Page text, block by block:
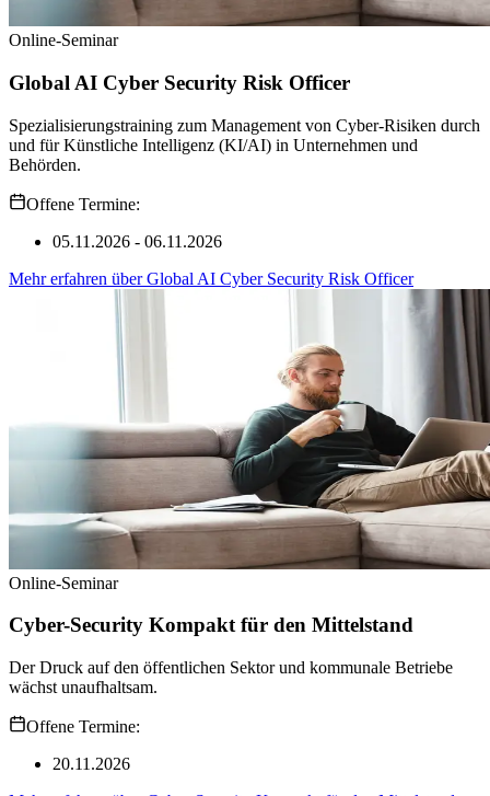
Online-Seminar
Global AI Cyber Security Risk Officer
Spezialisierungstraining zum Management von Cyber-Risiken durch
und für Künstliche Intelligenz (KI/AI) in Unternehmen und
Behörden.
Offene Termine:
05.11.2026 - 06.11.2026
Mehr erfahren überGlobal AI Cyber Security Risk Officer
Online-Seminar
Cyber-Security Kompakt für den Mittelstand
Der Druck auf den öffentlichen Sektor und kommunale Betriebe
wächst unaufhaltsam.
Offene Termine:
20.11.2026